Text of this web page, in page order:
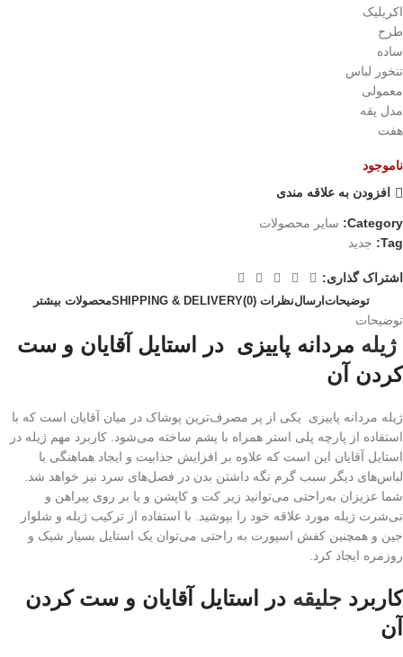
اکریلیک
طرح
ساده
تنخور لباس
معمولی
مدل یقه
هفت
ناموجود
افزودن به علاقه مندی
Category:
سایر محصولات
Tag:
جدید
اشتراک گذاری:
توضیحاتارسالنظرات (0) SHIPPING & DELIVERYمحصولات بیشتر
توضیحات
ژیله مردانه پاییزی در استایل آقایان و ست
کردن آن
ژیله مردانه پاییزی یکی از پر مصرف‌ترین پوشاک در میان آقایان است که با
استفاده از پارچه پلی استر همراه با پشم ساخته می‌شود. کاربرد مهم ژیله در
استایل آقایان این است که علاوه بر افزایش جذابیت و ایجاد هماهنگی با
لباس‌های دیگر سبب گرم نگه داشتن بدن در فصل‌های سرد نیز خواهد شد.
شما عزیزان به‌راحتی می‌توانید زیر کت و کاپشن و یا بر روی پیراهن و
تی‌شرت ژیله مورد علاقه خود را بپوشید. با استفاده از ترکیب ژیله و شلوار
جین و همچنین کفش اسپورت به راحتی می‌توان یک استایل بسیار شیک و
روزمره ایجاد کرد.
کاربرد جلیقه در استایل آقایان و ست کردن
آن